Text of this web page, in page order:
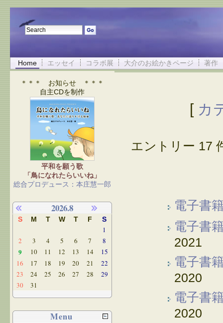
Home エッセイ コラボ展 大介のお絵かきページ 著作
[ カ
エントリー 17
電子書
電子書
2021
電子書
2020
電子書
2020
＊＊＊ お知らせ ＊＊＊
自主CDを制作
平和を願う歌
「鳥になれたらいいね」
総合プロデュース：本庄慧一郎
2026.8
S M T W T F S
1
2
3 4 5 6 7 8
9 10 11 12 13 14
15
16
17 18 19 20 21
22
23
24 25 26 27 28
29
30
31
Menu